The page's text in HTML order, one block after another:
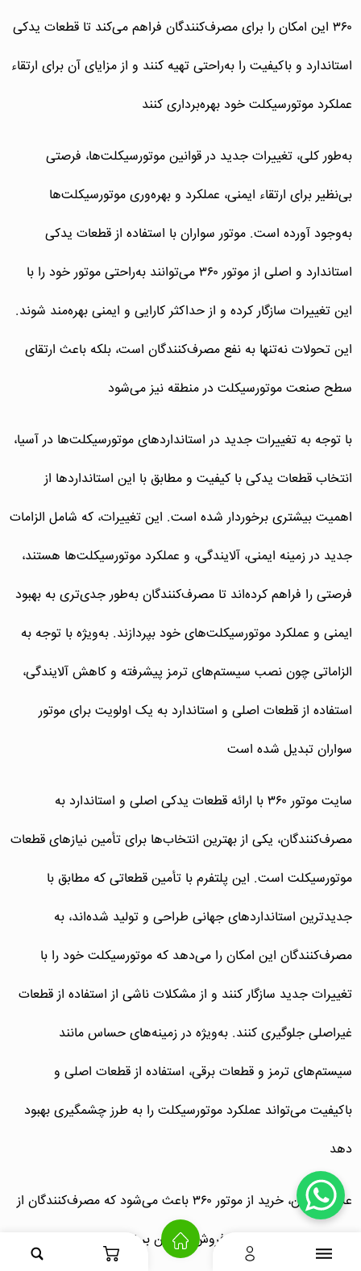
۳۶۰ این امکان را برای مصرف‌کنندگان فراهم می‌کند تا قطعات یدکی
استاندارد و باکیفیت را به‌راحتی تهیه کنند و از مزایای آن برای ارتقاء
عملکرد موتورسیکلت خود بهره‌برداری کنند
به‌طور کلی، تغییرات جدید در قوانین موتورسیکلت‌ها، فرصتی
بی‌نظیر برای ارتقاء ایمنی، عملکرد و بهره‌وری موتورسیکلت‌ها
به‌وجود آورده است. موتور سواران با استفاده از قطعات یدکی
استاندارد و اصلی از موتور ۳۶۰ می‌توانند به‌راحتی موتور خود را با
این تغییرات سازگار کرده و از حداکثر کارایی و ایمنی بهره‌مند شوند.
این تحولات نه‌تنها به نفع مصرف‌کنندگان است، بلکه باعث ارتقای
سطح صنعت موتورسیکلت در منطقه نیز می‌شود
با توجه به تغییرات جدید در استانداردهای موتورسیکلت‌ها در آسیا،
انتخاب قطعات یدکی با کیفیت و مطابق با این استانداردها از
اهمیت بیشتری برخوردار شده است. این تغییرات، که شامل الزامات
جدید در زمینه ایمنی، آلایندگی، و عملکرد موتورسیکلت‌ها هستند،
فرصتی را فراهم کرده‌اند تا مصرف‌کنندگان به‌طور جدی‌تری به بهبود
ایمنی و عملکرد موتورسیکلت‌های خود بپردازند. به‌ویژه با توجه به
الزاماتی چون نصب سیستم‌های ترمز پیشرفته و کاهش آلایندگی،
استفاده از قطعات اصلی و استاندارد به یک اولویت برای موتور
سواران تبدیل شده است
سایت موتور ۳۶۰ با ارائه قطعات یدکی اصلی و استاندارد به
مصرف‌کنندگان، یکی از بهترین انتخاب‌ها برای تأمین نیازهای قطعات
موتورسیکلت است. این پلتفرم با تأمین قطعاتی که مطابق با
جدیدترین استانداردهای جهانی طراحی و تولید شده‌اند، به
مصرف‌کنندگان این امکان را می‌دهد که موتورسیکلت خود را با
تغییرات جدید سازگار کنند و از مشکلات ناشی از استفاده از قطعات
غیراصلی جلوگیری کنند. به‌ویژه در زمینه‌های حساس مانند
سیستم‌های ترمز و قطعات برقی، استفاده از قطعات اصلی و
باکیفیت می‌تواند عملکرد موتورسیکلت را به طرز چشمگیری بهبود
دهد
علاوه بر این، خرید از موتور ۳۶۰ باعث می‌شود که مصرف‌کنندگان از
گارانتی و خدمات پس از فروش مطمئن برخوردار شوند. این خدمات